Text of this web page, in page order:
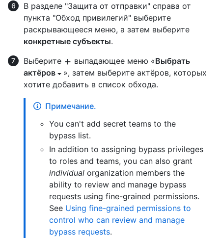
В разделе "Защита от отправки" справа от
пункта "Обход привилегий" выберите
раскрывающееся меню, а затем выберите
конкретные субъекты.
Выберите
выпадающее меню «Выбрать
актёров
», затем выберите актёров, которых
хотите добавить в список обхода.
Примечание.
You can't add secret teams to the
bypass list.
In addition to assigning bypass privileges
to roles and teams, you can also grant
individual organization members the
ability to review and manage bypass
requests using fine-grained permissions.
See Using fine-grained permissions to
control who can review and manage
bypass requests.